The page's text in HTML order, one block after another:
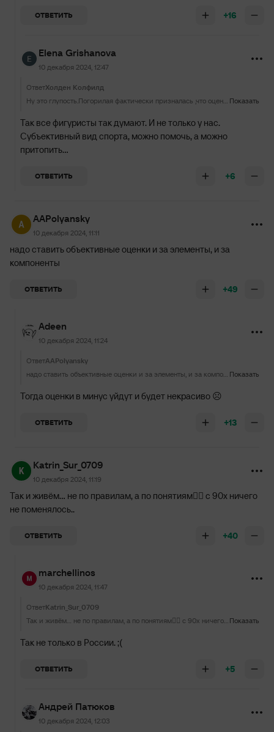
ОТВЕТИТЬ +16
Elena Grishanova
10 декабря 2024, 12:47
ОтветХолден Колфилд
Показать
Так все фигуристы так думают. И не только у нас.
Субъективный вид спорта, можно помочь, а можно
притопить...
ОТВЕТИТЬ +6
AAPolyansky
10 декабря 2024, 11:11
надо ставить объективные оценки и за элементы, и за
компоненты
ОТВЕТИТЬ +49
Adeen
10 декабря 2024, 11:24
ОтветAAPolyansky
Показать
Тогда оценки в минус уйдут и будет некрасиво ☹️
ОТВЕТИТЬ +13
Katrin_Sur_0709
10 декабря 2024, 11:19
Так и живём... не по правилам, а по понятиям🤦‍♀️ с 90х ничего
не поменялось..
ОТВЕТИТЬ +40
marchellinos
10 декабря 2024, 11:47
ОтветKatrin_Sur_0709
Показать
Так не только в России. ;(
ОТВЕТИТЬ +5
Андрей Патюков
10 декабря 2024, 12:03